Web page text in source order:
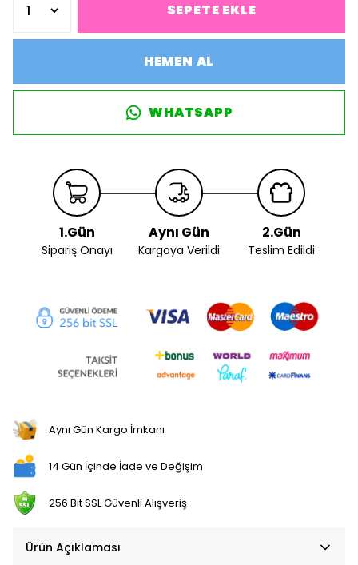
SEPETE EKLE
HEMEN AL
WHATSAPP
1.Gün
Sipariş Onayı
Aynı Gün
Kargoya Verildi
2.Gün
Teslim Edildi
Aynı Gün Kargo İmkanı
14 Gün İçinde İade ve Değişim
256 Bit SSL Güvenli Alışveriş
Ürün Açıklaması